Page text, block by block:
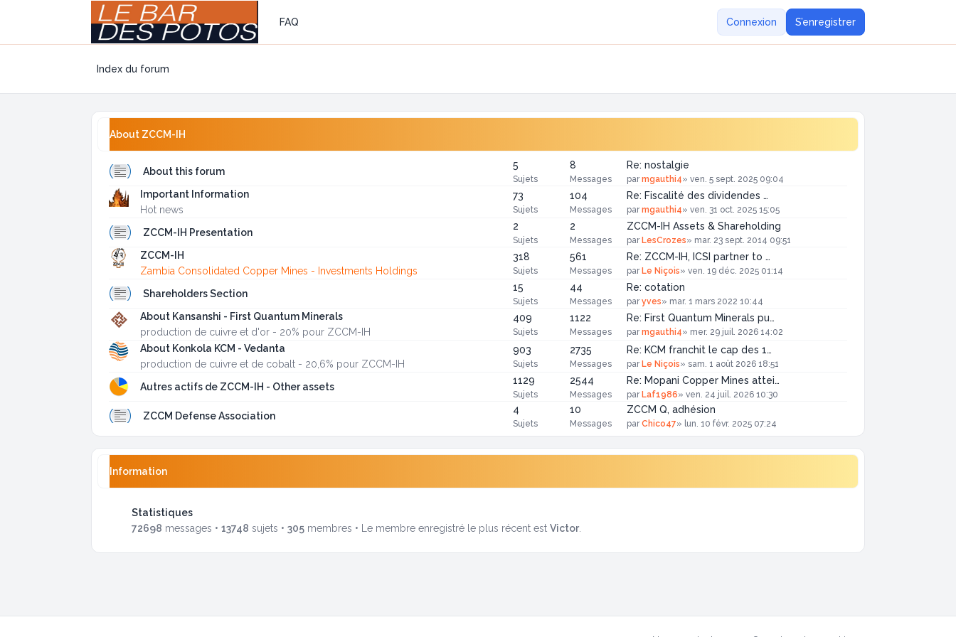
FAQ Connexion S’enregistrer
Index du forum
About ZCCM-IH
About this forum
5
Sujets
8
Messages
Re: nostalgie
parmgauthi4» ven. 5 sept. 2025 09:04
Important Information
Hot news
73
Sujets
104
Messages
Re: Fiscalité des dividendes …
parmgauthi4» ven. 31 oct. 2025 15:05
ZCCM-IH Presentation
2
Sujets
2
Messages
ZCCM-IH Assets & Shareholding
par LesCrozes» mar. 23 sept. 2014 09:51
ZCCM-IH
Zambia Consolidated Copper Mines - Investments Holdings
318
Sujets
561
Messages
Re: ZCCM-IH, ICSI partner to …
par Le Niçois» ven. 19 déc. 2025 01:14
Shareholders Section
15
Sujets
44
Messages
Re: cotation
paryves» mar. 1 mars 2022 10:44
About Kansanshi - First Quantum Minerals
production de cuivre et d'or - 20% pour ZCCM-IH
409
Sujets
1122
Messages
Re: First Quantum Minerals pu…
parmgauthi4» mer. 29 juil. 2026 14:02
About Konkola KCM - Vedanta
production de cuivre et de cobalt - 20,6% pour ZCCM-IH
903
Sujets
2735
Messages
Re: KCM franchit le cap des 1…
par Le Niçois» sam. 1 août 2026 18:51
Autres actifs de ZCCM-IH - Other assets
1129
Sujets
2544
Messages
Re: Mopani Copper Mines attei…
par Laf1986» ven. 24 juil. 2026 10:30
ZCCM Defense Association
4
Sujets
10
Messages
ZCCM Q, adhésion
parChico47» lun. 10 févr. 2025 07:24
Information
Statistiques
72698 messages • 13748 sujets • 305 membres • Le membre enregistré le plus récent est Victor